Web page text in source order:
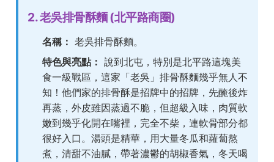
2. 老吳排骨酥麵 (北平路商圈)
名稱： 老吳排骨酥麵。
特色與亮點： 說到北屯，特別是北平路這塊美
食一級戰區，這家「老吳」排骨酥麵幾乎無人不
知！他們家的排骨酥是招牌中的招牌，先醃後炸
再蒸，外皮雖因蒸過不脆，但超級入味，肉質軟
嫩到幾乎化開在嘴裡，完全不柴，連軟骨部分都
很好入口。湯頭是精華，用大量冬瓜和蘿蔔熬
煮，清甜不油膩，帶著濃鬱的胡椒香氣，冬天喝